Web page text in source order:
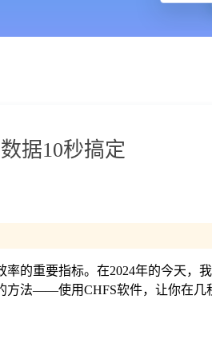
据10秒搞定
的重要指标。在2024年的今天，
方法——使用CHFS软件，让你在几